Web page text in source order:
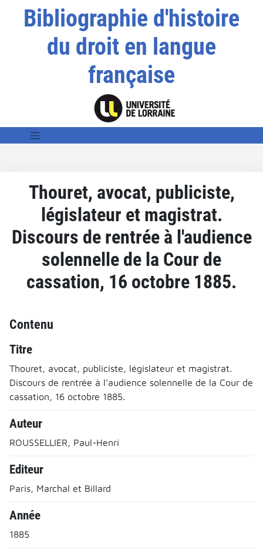
Bibliographie d'histoire
du droit en langue
française
Thouret, avocat, publiciste,
législateur et magistrat.
Discours de rentrée à l'audience
solennelle de la Cour de
cassation, 16 octobre 1885.
Contenu
Titre
Thouret, avocat, publiciste, législateur et magistrat.
Discours de rentrée à l'audience solennelle de la Cour de
cassation, 16 octobre 1885.
Auteur
ROUSSELLIER, Paul-Henri
Editeur
Paris, Marchal et Billard
Année
1885